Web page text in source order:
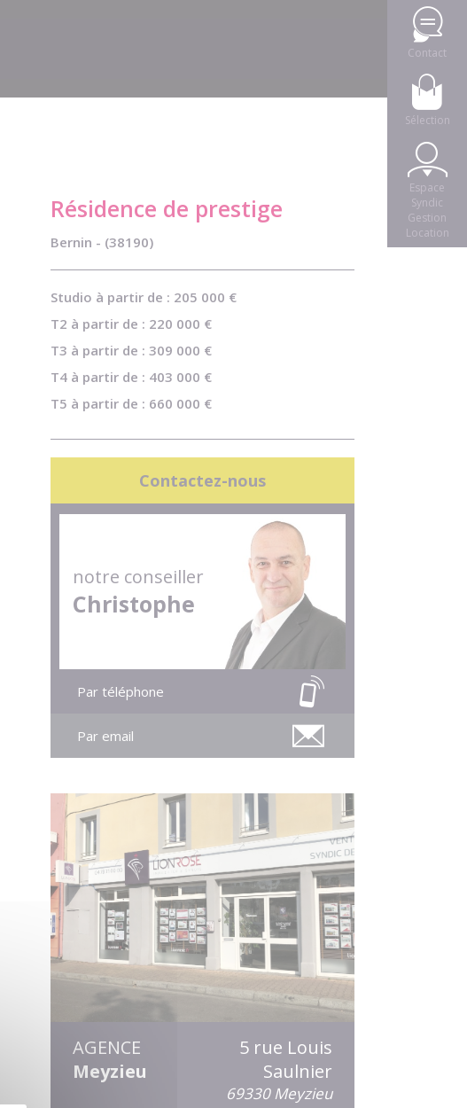
Contact
Sélection
Espace
Syndic
Gestion
Location
Résidence de prestige
Bernin - (38190)
Studio à partir de : 205 000 €
T2 à partir de : 220 000 €
T3 à partir de : 309 000 €
T4 à partir de : 403 000 €
T5 à partir de : 660 000 €
Contactez-nous
notre conseiller
Christophe
Par téléphone
Par email
AGENCE
Meyzieu
5 rue Louis
Saulnier
69330 Meyzieu